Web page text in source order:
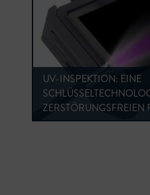
UV-INSPEKTION: EINE
ZERSTÖRUNGSFREIEN